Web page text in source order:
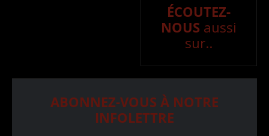
ÉCOUTEZ-
NOUS aussi
sur..
ABONNEZ-VOUS À NOTRE
INFOLETTRE